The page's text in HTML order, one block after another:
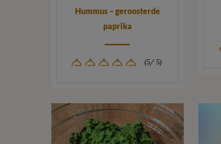
Hummus – geroosterde
paprika
(5/ 5)